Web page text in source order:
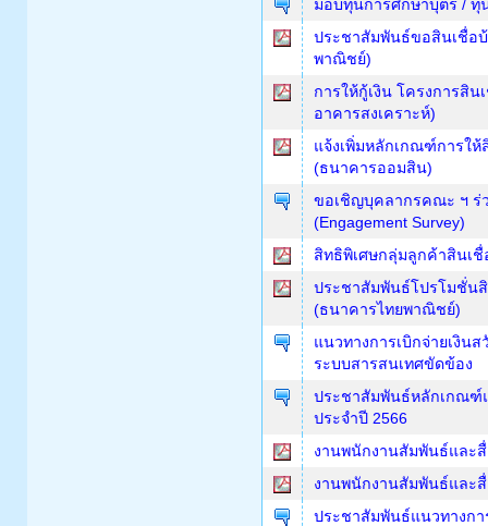
มอบทุนการศึกษาบุตร / ทุ
ประชาสัมพันธ์ขอสินเชื่อ
พาณิชย์)
การให้กู้เงิน โครงการสิ
อาคารสงเคราะห์)
แจ้งเพิ่มหลักเกณฑ์การใ
(ธนาคารออมสิน)
ขอเชิญบุคลากรคณะ ฯ ร่
(Engagement Survey)
สิทธิพิเศษกลุ่มลูกค้าสินเ
ประชาสัมพันธ์โปรโมชั่น
(ธนาคารไทยพาณิชย์)
แนวทางการเบิกจ่ายเงิน
ระบบสารสนเทศขัดข้อง
ประชาสัมพันธ์หลักเกณฑ์
ประจำปี 2566
งานพนักงานสัมพันธ์และ
งานพนักงานสัมพันธ์และ
ประชาสัมพันธ์แนวทางกา